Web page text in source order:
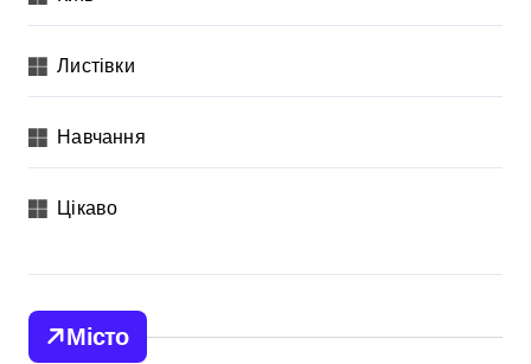
Листівки
Навчання
Цікаво
Місто